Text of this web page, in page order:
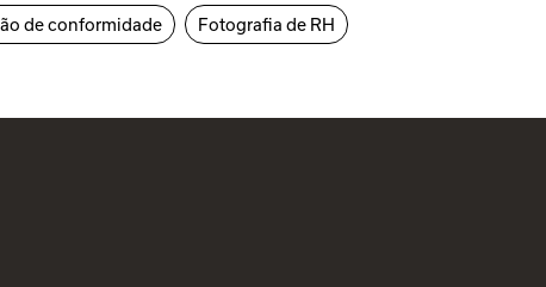
de conformidade Fotografia de RH